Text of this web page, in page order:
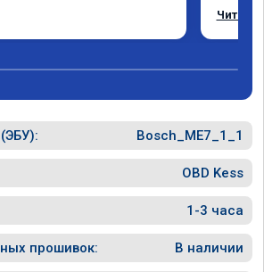
как
Читать
Bosch_ME7_1_1
OBD Kess
1-3 часа
прошивок: В наличии